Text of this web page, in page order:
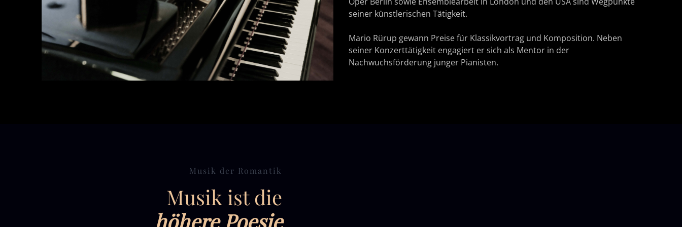
seiner künstlerischen Tätigkeit.
Mario Rürup gewann Preise für Klassikvortrag und Komposition. Neben
seiner Konzerttätigkeit engagiert er sich als Mentor in der
Nachwuchsförderung junger Pianisten.
Musik der Romantik
Musik ist die
höhere Poesie